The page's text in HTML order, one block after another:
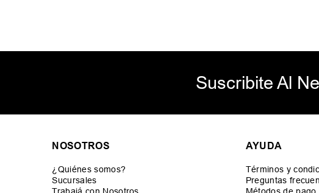
Suscribite Al
NOSOTROS
¿Quiénes somos?
Sucursales
AYUDA
Términos y
Preguntas